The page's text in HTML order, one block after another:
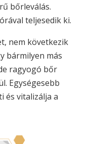
bőrleválás.
teljesedik ki.
nem következik
bármilyen más
ragyogó bőr
Egységesebb
és vitalizálja a